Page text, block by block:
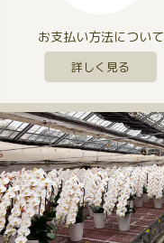
お支払い方法について
詳しく見る